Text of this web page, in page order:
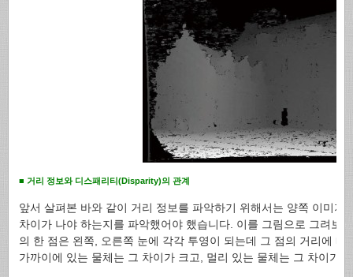
■ 거리 정보와 디스패리티(Disparity)의 관계
앞서 살펴본 바와 같이 거리 정보를 파악하기 위해서는 양쪽 이미지
차이가 나야 하는지를 파악했어야 했습니다. 이를 그림으로 그려보
의 한 점은 왼쪽, 오른쪽 눈에 각각 투영이 되는데 그 점의 거리에 따
가까이에 있는 물체는 그 차이가 크고, 멀리 있는 물체는 그 차이가